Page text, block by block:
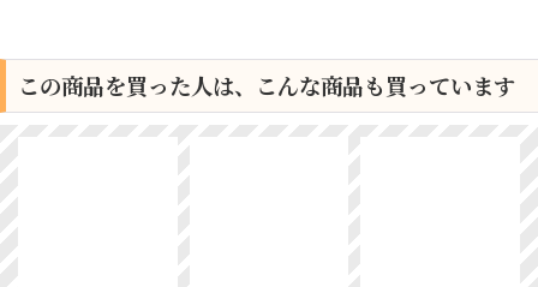
この商品を買った人は、こんな商品も買っています